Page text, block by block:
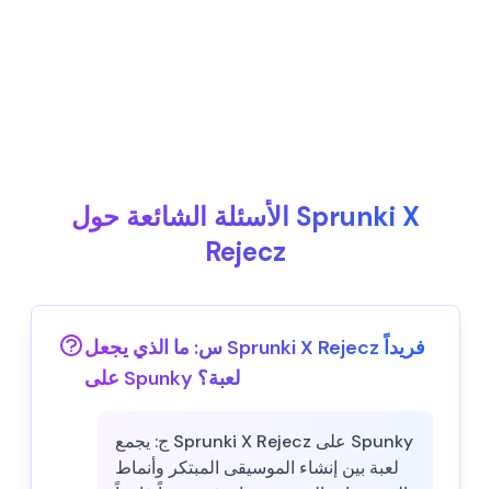
الأسئلة الشائعة حول Sprunki X
Rejecz
س: ما الذي يجعل Sprunki X Rejecz فريداً
على Spunky لعبة؟
ج: يجمع Sprunki X Rejecz على Spunky
لعبة بين إنشاء الموسيقى المبتكر وأنماط